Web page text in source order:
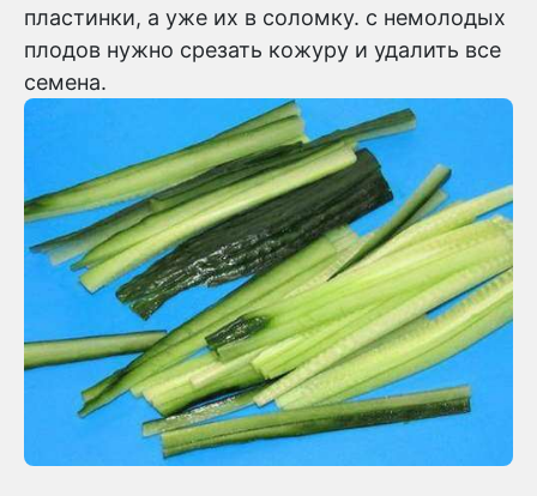
пластинки, а уже их в соломку. с немолодых
плодов нужно срезать кожуру и удалить все
семена.